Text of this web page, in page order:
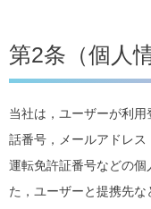
第2条（個人
当社は，ユーザーが利
話番号，メールアドレス
運転免許証番号などの個
た，ユーザーと提携先